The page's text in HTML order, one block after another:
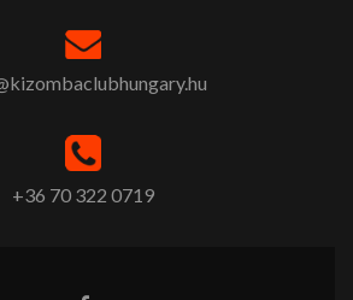
+36 70 322 0719